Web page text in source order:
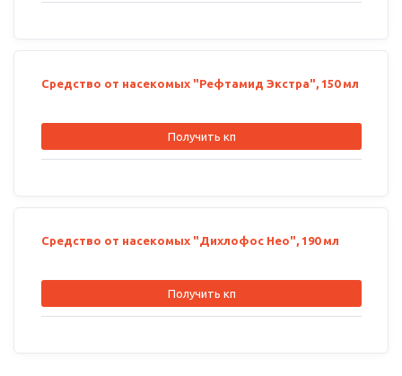
Средство от насекомых "Рефтамид Экстра", 150 мл
Получить кп
Средство от насекомых "Дихлофос Нео", 190 мл
Получить кп